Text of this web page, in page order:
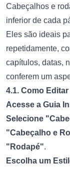
Cabeçalhos e
inferior de cada
Eles são ideais
repetidamente,
capítulos, datas,
conferem um
4.1. Como
Acesse a Guia
Selecione
"Cabeçalho e
"Rodapé".
Escolha um